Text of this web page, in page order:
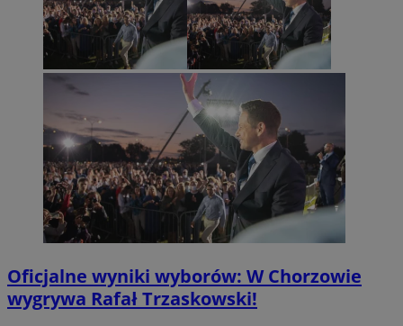
Oficjalne wyniki wyborów: W Chorzowie
wygrywa Rafał Trzaskowski!